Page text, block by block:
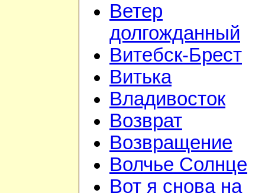
Ветер
долгожданный
Витебск-Брест
Витька
Владивосток
Возврат
Возвращение
Волчье Солнце
Вот я снова на